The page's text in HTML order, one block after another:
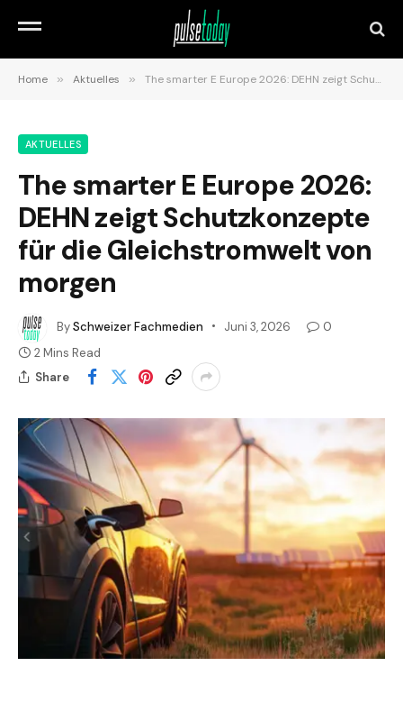
Home » Aktuelles » The smarter E Europe 2026: DEHN zeigt Schutzkonzepte für die Gleichstromwelt von morgen
AKTUELLES
The smarter E Europe 2026:
DEHN zeigt Schutzkonzepte
für die Gleichstromwelt von
morgen
BySchweizer Fachmedien Juni 3, 2026
0
2 Mins Read
Share